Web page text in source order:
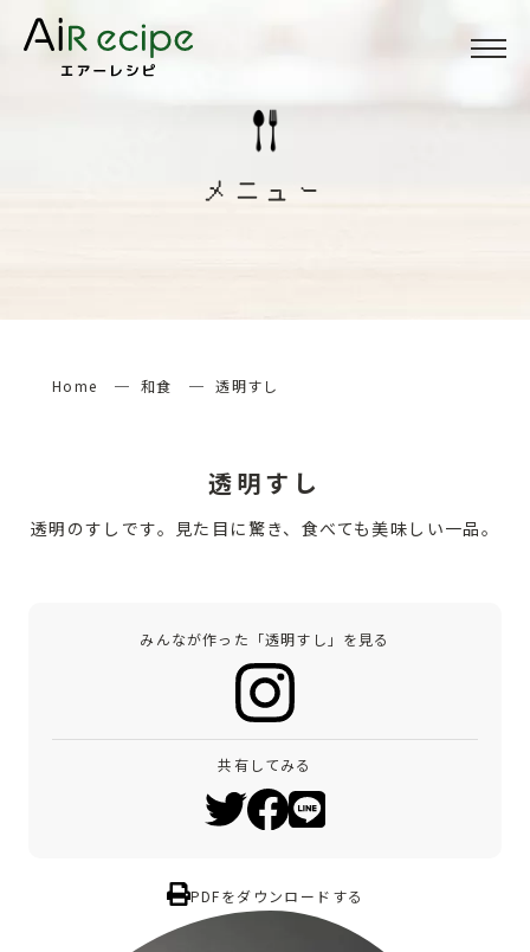
Menu
メニュー
Home 和食 透明すし
透明すし
透明のすしです。見た目に驚き、食べても美味しい一品。
みんなが作った「透明すし」を見る
共有してみる
PDFをダウンロードする